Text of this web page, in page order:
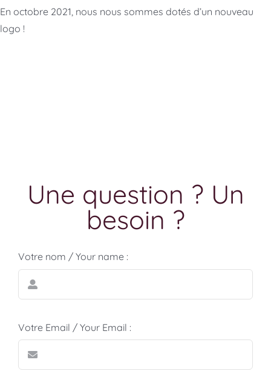
En octobre 2021, nous nous sommes dotés d’un nouveau
logo !
Une question ? Un
besoin ?
Votre nom / Your name :
Votre Email / Your Email :